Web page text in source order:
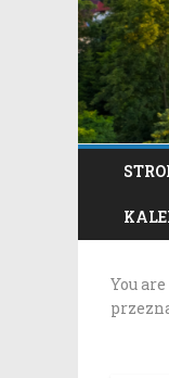
Stary
Sącz
You